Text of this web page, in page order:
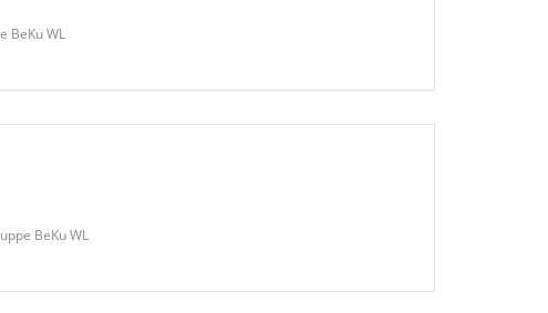
BeKu WL
BeKu WL